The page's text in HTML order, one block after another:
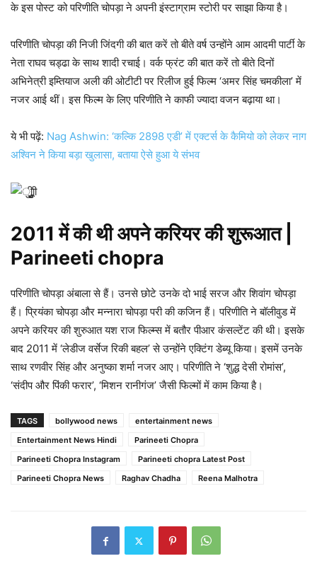
के इस पोस्ट को परिणीति चोपड़ा ने अपनी इंस्टाग्राम स्टोरी पर साझा किया है।
परिणीति चोपड़ा की निजी जिंदगी की बात करें तो बीते वर्ष उन्होंने आम आदमी पार्टी के
नेता राघव चड्ढा के साथ शादी रचाई। वर्क फ्रंट की बात करें तो बीते दिनों
अभिनेत्री इम्तियाज अली की ओटीटी पर रिलीज हुई फिल्म ‘अमर सिंह चमकीला’ में
नजर आई थीं। इस फिल्म के लिए परिणीति ने काफी ज्यादा वजन बढ़ाया था।
ये भी पढ़ें: Nag Ashwin: ‘कल्कि 2898 एडी’ में एक्टर्स के कैमियो को लेकर नाग
अश्विन ने किया बड़ा खुलासा, बताया ऐसे हुआ ये संभव
2011 में की थी अपने करियर की शुरूआत |
Parineeti chopra
परिणीति चोपड़ा अंबाला से हैं। उनसे छोटे उनके दो भाई सरज और शिवांग चोपड़ा
हैं। प्रियंका चोपड़ा और मन्नारा चोपड़ा परी की कजिन हैं। परिणीति ने बॉलीवुड में
अपने करियर की शुरुआत यश राज फिल्म्स में बतौर पीआर कंसल्टेंट की थी। इसके
बाद 2011 में ‘लेडीज वर्सेज रिकी बहल’ से उन्होंने एक्टिंग डेब्यू किया। इसमें उनके
साथ रणवीर सिंह और अनुष्का शर्मा नजर आए। परिणीति ने ‘शुद्ध देसी रोमांस’,
‘संदीप और पिंकी फरार’, ‘मिशन रानीगंज’ जैसी फिल्मों में काम किया है।
TAGS bollywood news
entertainment news
Entertainment News Hindi
Parineeti Chopra
Parineeti Chopra Instagram
Parineeti chopra Latest Post
Parineeti Chopra News
Raghav Chadha Reena Malhotra